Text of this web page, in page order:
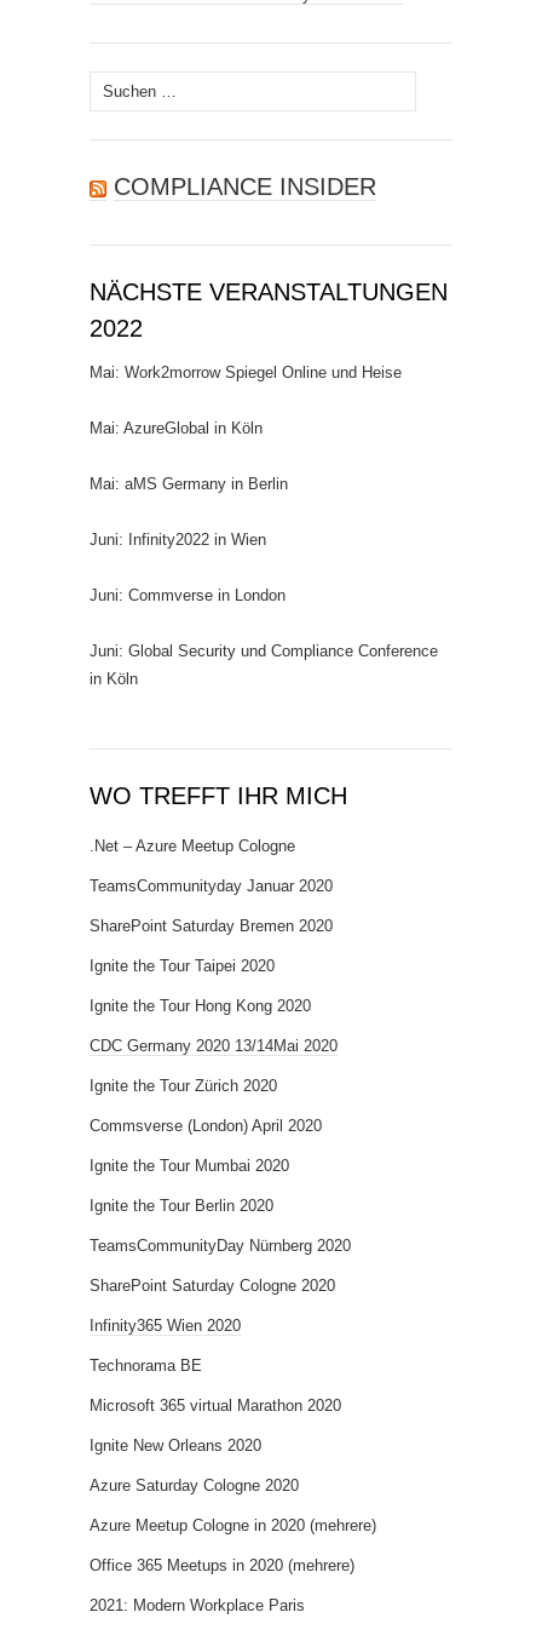
Suchen
nach:
COMPLIANCE INSIDER
NÄCHSTE VERANSTALTUNGEN
2022
Mai: Work2morrow Spiegel Online und Heise
Mai: AzureGlobal in Köln
Mai: aMS Germany in Berlin
Juni: Infinity2022 in Wien
Juni: Commverse in London
Juni: Global Security und Compliance Conference
in Köln
WO TREFFT IHR MICH
.Net – Azure Meetup Cologne
TeamsCommunityday Januar 2020
SharePoint Saturday Bremen 2020
Ignite the Tour Taipei 2020
Ignite the Tour Hong Kong 2020
CDC Germany 2020 13/14Mai 2020
Ignite the Tour Zürich 2020
Commsverse (London) April 2020
Ignite the Tour Mumbai 2020
Ignite the Tour Berlin 2020
TeamsCommunityDay Nürnberg 2020
SharePoint Saturday Cologne 2020
Infinity365 Wien 2020
Technorama BE
Microsoft 365 virtual Marathon 2020
Ignite New Orleans 2020
Azure Saturday Cologne 2020
Azure Meetup Cologne in 2020 (mehrere)
Office 365 Meetups in 2020 (mehrere)
2021: Modern Workplace Paris